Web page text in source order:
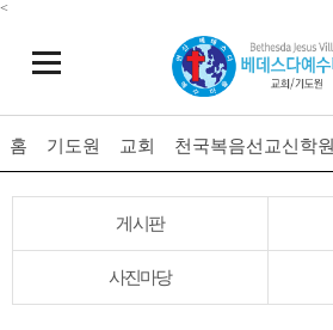
<
홈 기도원 교회 천국복음선교신학원
게시판
사진마당